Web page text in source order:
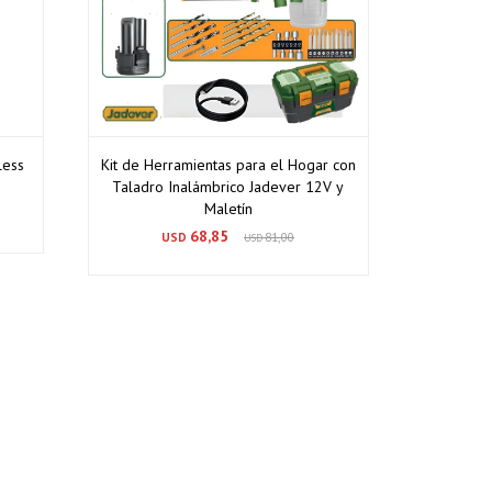
Kit de Herramientas para el Hogar con
Taladro Inalámbrico Jadever 12V y
Maletín
USD 68,85 USD81,00